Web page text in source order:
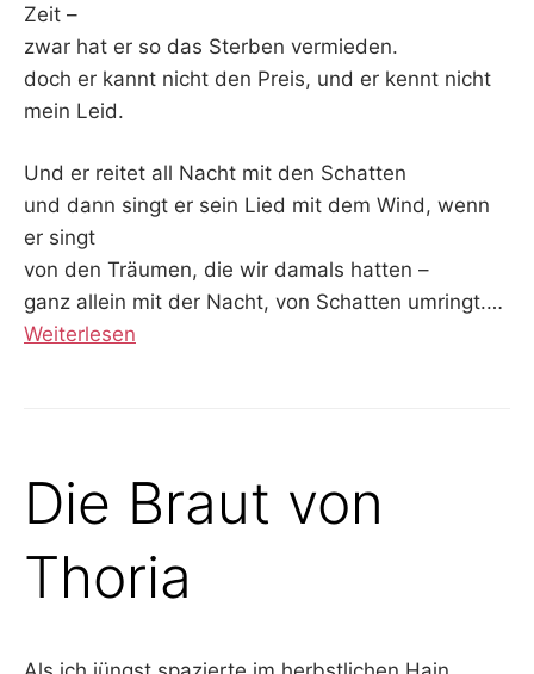
Zeit –
zwar hat er so das Sterben vermieden.
doch er kannt nicht den Preis, und er kennt nicht
mein Leid.
Und er reitet all Nacht mit den Schatten
und dann singt er sein Lied mit dem Wind, wenn
er singt
von den Träumen, die wir damals hatten –
ganz allein mit der Nacht, von Schatten umringt.…
Weiterlesen
Die Braut von
Thoria